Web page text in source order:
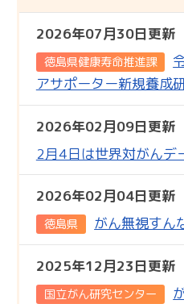
2026年07月30日更新
徳島県健康寿命推進課
アサポーター新規養成
2026年02月09日更新
2月4日は世界対がんデ
2026年02月04日更新
徳島県 がん無視すん
2025年12月23日更新
国立がん研究センター